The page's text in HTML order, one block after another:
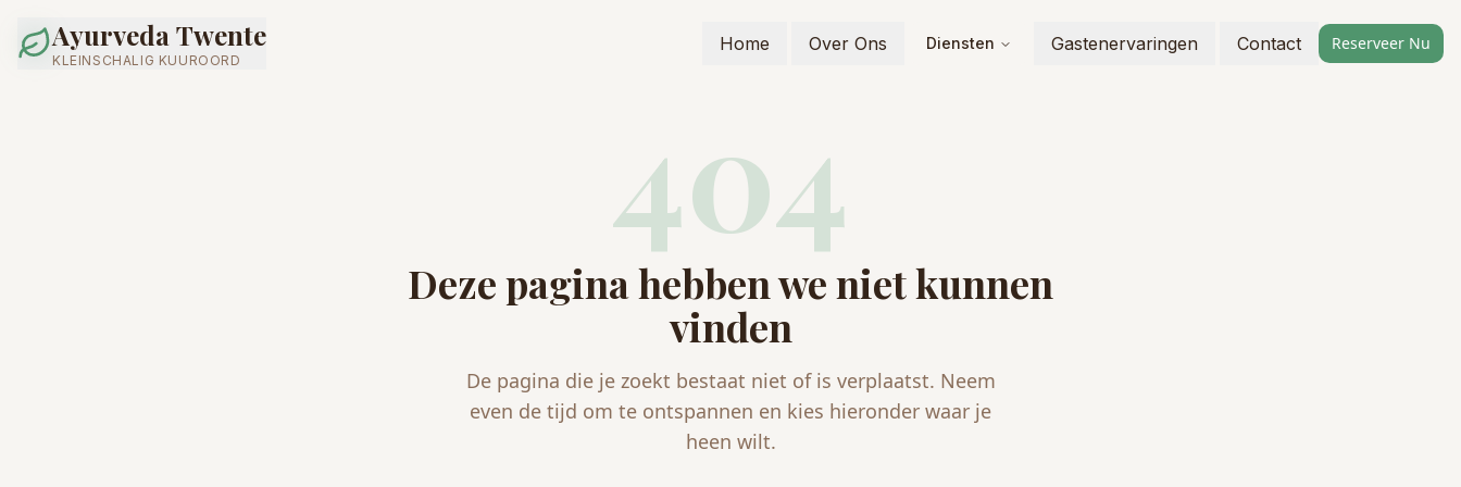
Ayurveda Twente
KLEINSCHALIG KUUROORD
Home Over Ons Diensten Gastenervaringen Contact Reserveer Nu
404
Deze pagina hebben we niet kunnen
vinden
De pagina die je zoekt bestaat niet of is verplaatst. Neem
even de tijd om te ontspannen en kies hieronder waar je
heen wilt.